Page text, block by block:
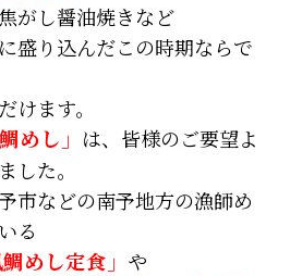
がし醤油焼きなど
盛り込んだこの時期ならで
けます。
鯛めし」 は、皆様のご要望よ
した。
市などの南予地方の漁師め
る
めし定食」 や